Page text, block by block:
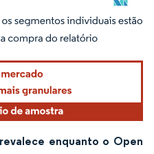
atribuição conforme CC BY 4.0.
enquanto o Open